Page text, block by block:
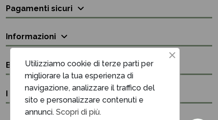
Pagamenti sicuri
Informazioni
Bisogno di aiuto?
I nostri contatti
Utilizziamo cookie di terze parti per
migliorare la tua esperienza di
navigazione, analizzare il traffico del
sito e personalizzare contenuti e
annunci. Scopri di più.